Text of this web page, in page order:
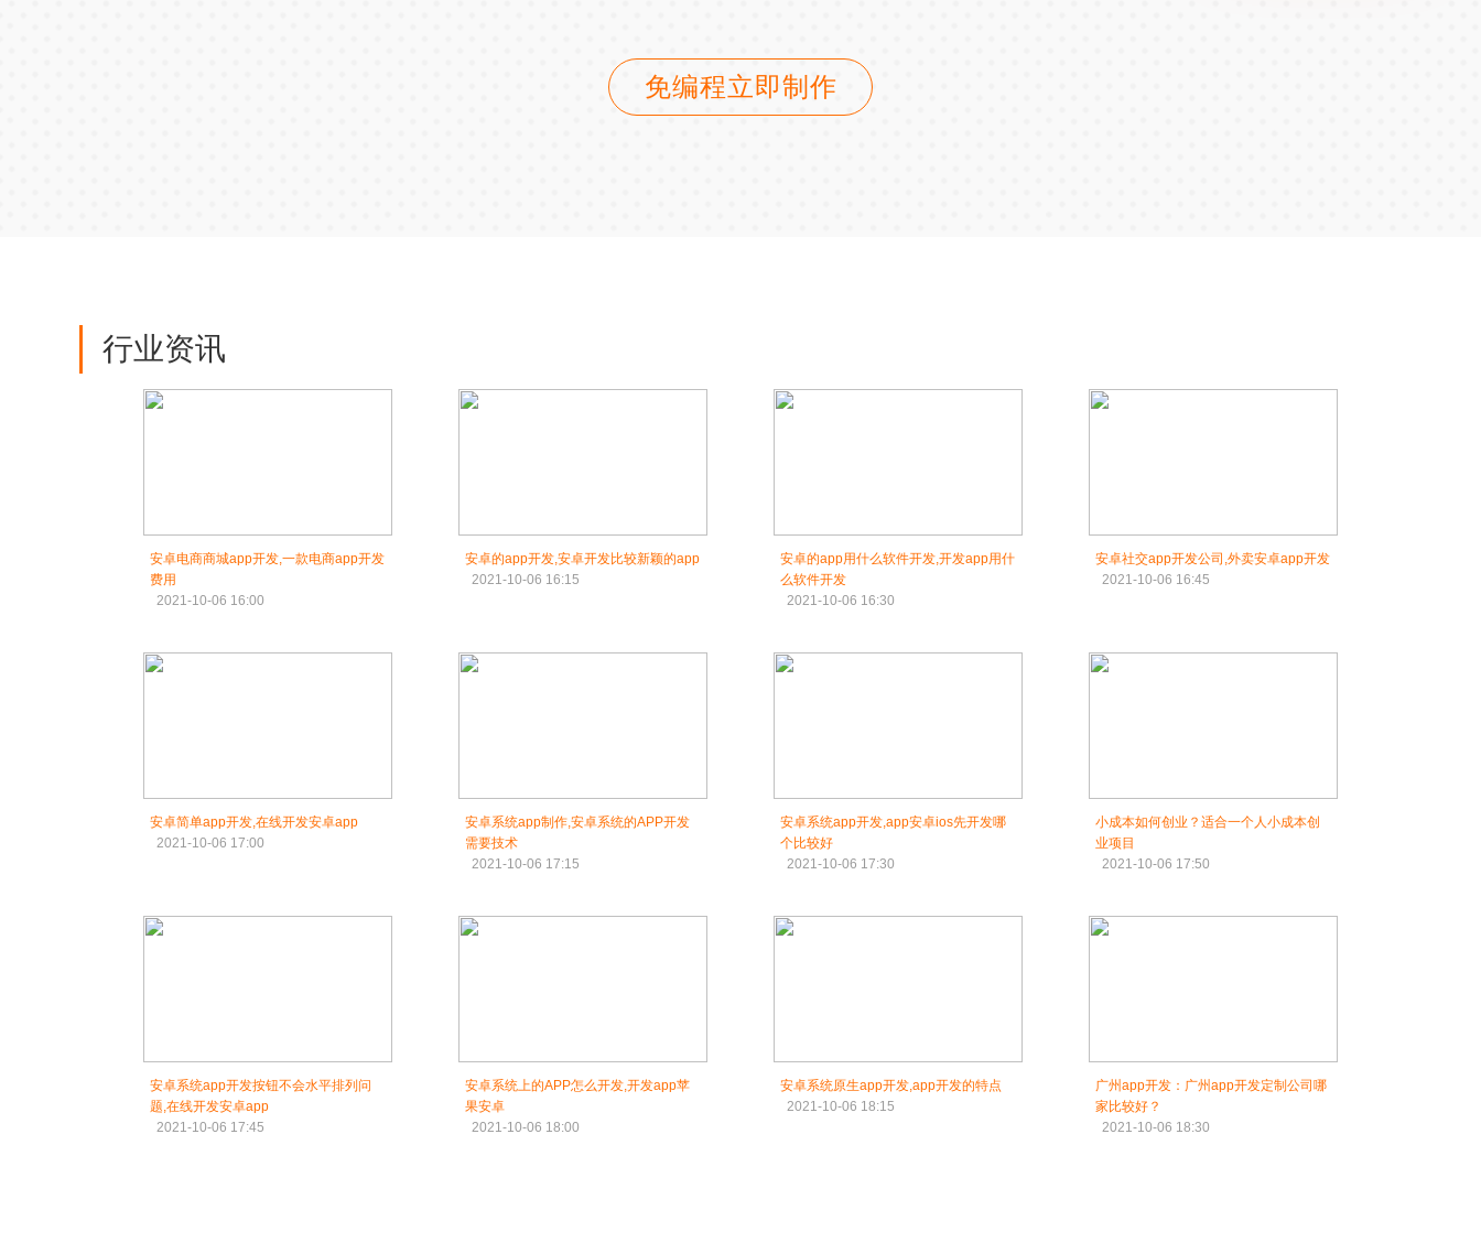
免编程立即制作
行业资讯
安卓电商商城app开发,一款电商app开发
费用
2021-10-06 16:00
安卓的app开发,安卓开发比较新颖的app
2021-10-06 16:15
安卓的app用什么软件开发,开发app用什
么软件开发
2021-10-06 16:30
安卓社交app开发公司,外卖安卓app开发
2021-10-06 16:45
安卓简单app开发,在线开发安卓app
2021-10-06 17:00
安卓系统app制作,安卓系统的APP开发
需要技术
2021-10-06 17:15
安卓系统app开发,app安卓ios先开发哪
个比较好
2021-10-06 17:30
小成本如何创业？适合一个人小成本创
业项目
2021-10-06 17:50
安卓系统app开发按钮不会水平排列问
题,在线开发安卓app
2021-10-06 17:45
安卓系统上的APP怎么开发,开发app苹
果安卓
2021-10-06 18:00
安卓系统原生app开发,app开发的特点
2021-10-06 18:15
广州app开发：广州app开发定制公司哪
家比较好？
2021-10-06 18:30